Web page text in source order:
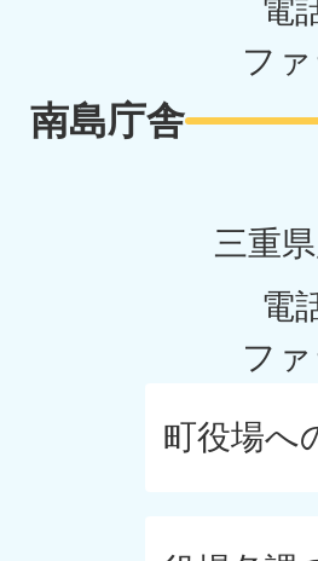
電
ファ
南島庁舎
三重
電
ファ
町役場へ